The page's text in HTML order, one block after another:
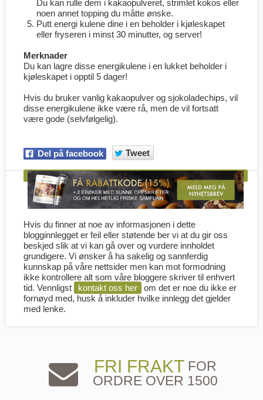
Du kan rulle dem i kakaopulveret, strimlet kokos eller
noen annet topping du måtte ønske.
Putt energi kulene dine i en beholder i kjøleskapet
eller fryseren i minst 30 minutter, og server!
Merknader
Du kan lagre disse energikulene i en lukket beholder i
kjøleskapet i opptil 5 dager!
Hvis du bruker vanlig kakaopulver og sjokoladechips, vil
disse energikulene ikke være rå, men de vil fortsatt
være gode (selvfølgelig).
Del på facebook Tweet
Hvis du finner at noe av informasjonen i dette
blogginnlegget er feil eller støtende ber vi at du gir oss
beskjed slik at vi kan gå over og vurdere innholdet
grundigere. Vi ønsker å ha sakelig og sannferdig
kunnskap på våre nettsider men kan mot formodning
ikke kontrollere alt som våre bloggere skriver til enhvert
tid. Vennligst
kontakt oss her
om det er noe du ikke er
fornøyd med, husk å inkluder hvilke innlegg det gjelder
med lenke.
FRI FRAKTFOR
ORDRE OVER 1500